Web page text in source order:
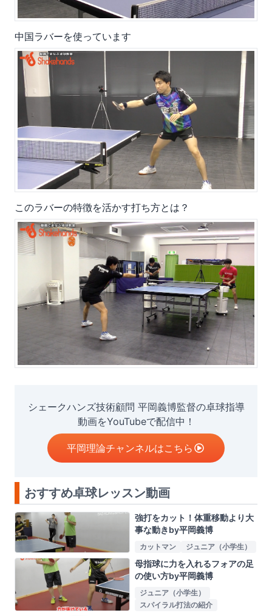
中国ラバーを使っています
このラバーの特徴を活かす打ち方とは？
シェークハンズ技術顧問 平岡義博監督の卓球指導
動画をYouTubeで配信中！
平岡理論チャンネルはこちら
おすすめ卓球レッスン動画
強打をカット！体重移動より大
事な動きby平岡義博
カットマン ジュニア（小学生）
母指球に力を入れるフォアの足
の使い方by平岡義博
ジュニア（小学生）
スパイラル打法の紹介